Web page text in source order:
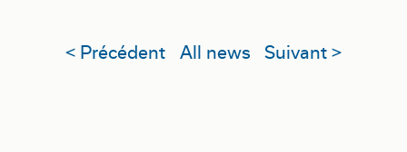
< Précédent All news Suivant >